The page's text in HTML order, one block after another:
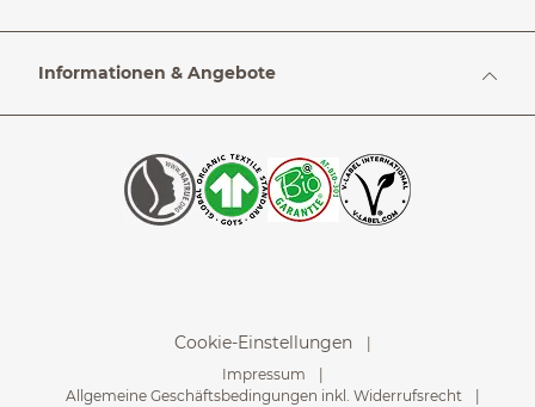
Informationen & Angebote
Cookie-Einstellungen
Impressum
Allgemeine Geschäftsbedingungen inkl. Widerrufsrecht